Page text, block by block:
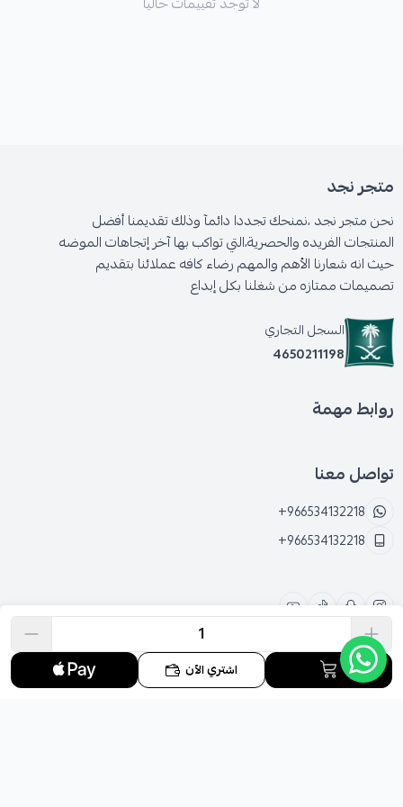
اشتري الآن
متجر نجد
نحن متجر نجد ،نمنحك تجددا دائمآ وذلك تقديمنا أفضل
المنتجات الفريده والحصرية،التي تواكب بها آخر إتجاهات الموضه
حيث انه شعارنا الأهم والمهم رضاء كافه عملائنا بتقديم
تصميمات ممتازه من شغلنا بكل إبداع
السجل التجاري
4650211198
روابط مهمة
تواصل معنا
+966534132218
+966534132218